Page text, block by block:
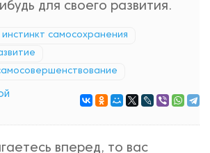
для своего развития.
инстинкт самосохранения
вперед, то вас